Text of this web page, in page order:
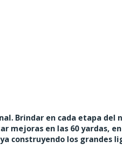
Brindar en cada etapa del
en las 60 yardas,
construyendo los grandes